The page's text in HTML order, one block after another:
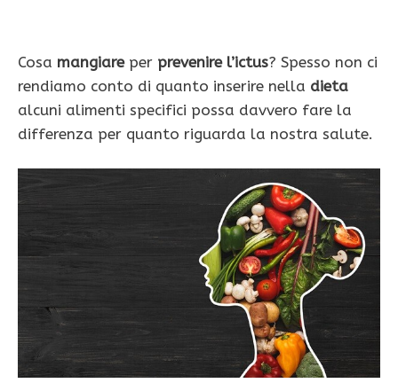
Cosa mangiareper prevenire l’ictus? Spesso non ci
rendiamo conto di quanto inserire nella dieta
alcuni alimenti specifici possa davvero fare la
differenza per quanto riguarda la nostra salute.